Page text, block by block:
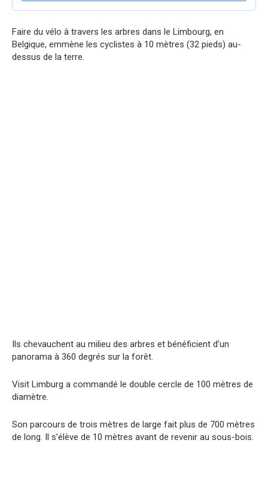
Faire du vélo à travers les arbres dans le Limbourg, en
Belgique, emmène les cyclistes à 10 mètres (32 pieds) au-
dessus de la terre.
Ils chevauchent au milieu des arbres et bénéficient d’un
panorama à 360 degrés sur la forêt.
Visit Limburg a commandé le double cercle de 100 mètres de
diamètre.
Son parcours de trois mètres de large fait plus de 700 mètres
de long. Il s’élève de 10 mètres avant de revenir au sous-bois.